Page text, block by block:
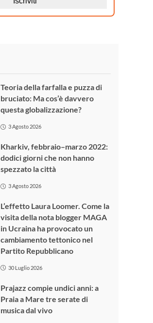
Teoria della farfalla e puzza di
bruciato: Ma cos’è davvero
questa globalizzazione?
3 Agosto 2026
Kharkiv, febbraio–marzo 2022:
dodici giorni che non hanno
spezzato la città
3 Agosto 2026
L’effetto Laura Loomer. Come la
visita della nota blogger MAGA
in Ucraina ha provocato un
cambiamento tettonico nel
Partito Repubblicano
30 Luglio 2026
Prajazz compie undici anni: a
Praia a Mare tre serate di
musica dal vivo